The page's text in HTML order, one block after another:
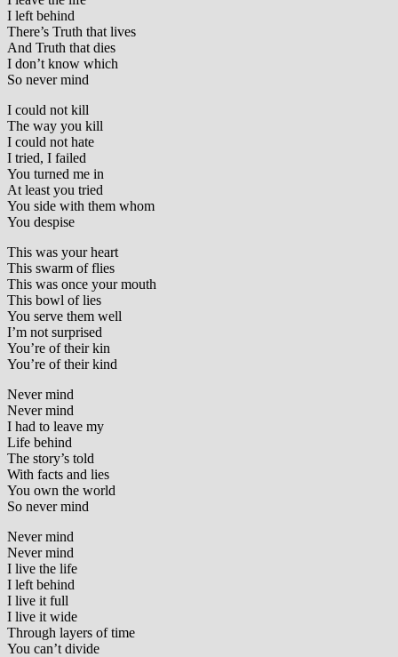
I left behind
There’s Truth that lives
And Truth that dies
I don’t know which
So never mind
I could not kill
The way you kill
I could not hate
I tried, I failed
You turned me in
At least you tried
You side with them whom
You despise
This was your heart
This swarm of flies
This was once your mouth
This bowl of lies
You serve them well
I’m not surprised
You’re of their kin
You’re of their kind
Never mind
Never mind
I had to leave my
Life behind
The story’s told
With facts and lies
You own the world
So never mind
Never mind
Never mind
I live the life
I left behind
I live it full
I live it wide
Through layers of time
You can’t divide